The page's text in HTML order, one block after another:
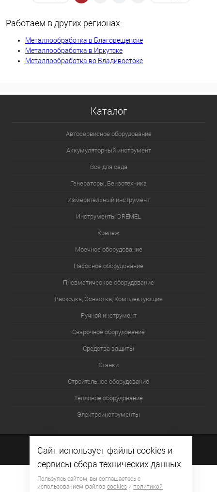
Работаем в других регионах:
Металлообработка в Благовещенске
Металлообработка в Иркутске
Металлообработка во Владивостоке
Каталог
Автосервисное оборудование
Аккумуляторный инструмент
Все для сада
Генераторы, Бензотехника
Измерительный инструмент
Инструменты DREMEL
Крепеж
Моечное оборудование
Насосное оборудование
Пневматическое оборудование
Расходка, Оснастка, Комплектующие
Ручной инструмент
Сварочное оборудование
Средства защиты
Станки
Строительное оборудование
Тепловое оборудование
Электроинструменты
Сайт использует файлы cookies и
сервисы сбора технических данных
Пользуясь сайтом, вы соглашаетесь с
использованием файлов cookies и политикой